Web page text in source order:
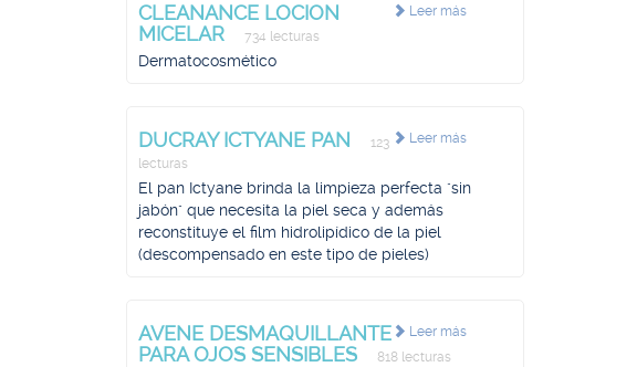
Leer más
CLEANANCE LOCION
MICELAR
734 lecturas
Dermatocosmético
Leer más
DUCRAY ICTYANE PAN
123
lecturas
El pan Ictyane brinda la limpieza perfecta "sin
jabón" que necesita la piel seca y además
reconstituye el film hidrolipídico de la piel
(descompensado en este tipo de pieles)
Leer más
AVENE DESMAQUILLANTE
PARA OJOS SENSIBLES
818 lecturas